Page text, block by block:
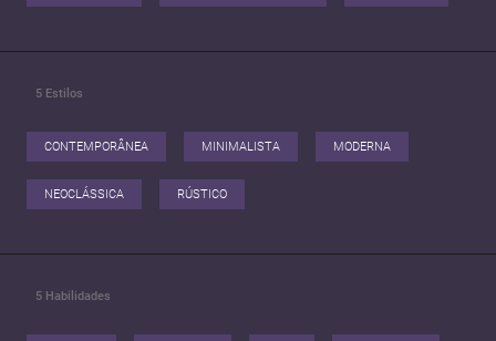
5 Estilos
CONTEMPORÂNEA MINIMALISTA MODERNA
NEOCLÁSSICA RÚSTICO
5 Habilidades